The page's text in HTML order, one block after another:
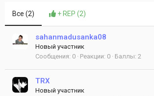
Все (2) + REP (2)
sahanmadusanka08
Новый участник
Сообщения 0 Реакции 0 Баллы 2
TRX
Новый участник